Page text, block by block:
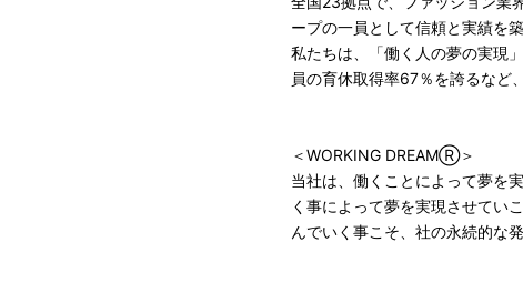
ープの一員として信頼と実績を築
私たちは、「働く人の夢の実現
員の育休取得率67％を誇るなど
＜WORKING DREAMⓇ＞
当社は、働くことによって夢を
く事によって夢を実現させてい
んでいく事こそ、社の永続的な